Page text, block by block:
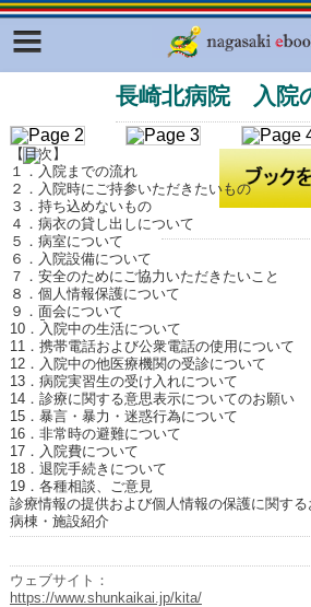
フリー
ジャンル
長崎北病院 入院
【目次】
１．入院までの流れ
２．入院時にご持参いただきたいもの
３．持ち込めないもの
４．病衣の貸し出しについて
５．病室について
６．入院設備について
７．安全のためにご協力いただきたいこと
８．個人情報保護について
９．面会について
10．入院中の生活について
11．携帯電話および公衆電話の使用について
12．入院中の他医療機関の受診について
13．病院実習生の受け入れについて
14．診療に関する意思表示についてのお願い
15．暴言・暴力・迷惑行為について
16．非常時の避難について
17．入院費について
18．退院手続きについて
19．各種相談、ご意見
診療情報の提供および個人情報の保護に関す
病棟・施設紹介
ウェブサイト：
https://www.shunkaikai.jp/kita/
Facebook
ふくいろキラリプロジェクト
東京観光デジタルパンフレットギャ
ラリー（TOKYO Brochures）
復興応援企画
はじめてご利用される方へ
コンテンツ
広報誌ナビ
明治日本の産業革命遺産
長崎と天草地方の潜伏キリシタン
関連遺産
大学・専門学校ナビ
ハイスクールナビ
小・中学校ナビ
いきebooks